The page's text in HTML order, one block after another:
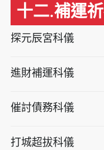
十二.補運
探元辰宮科儀
進財補運科儀
催討債務科儀
打城超拔科儀